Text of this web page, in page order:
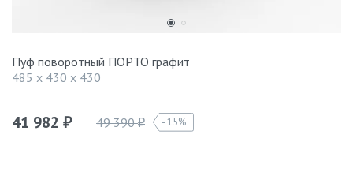
Пуф поворотный ПОРТО графит
485 x 430 x 430
41 982 ₽ 49 390₽ 15%